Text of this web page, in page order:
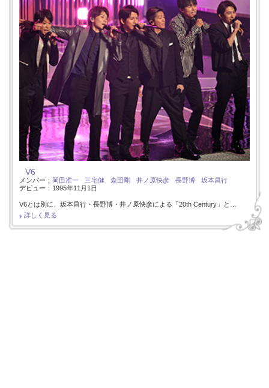
V6
メンバー： 岡田准一 三宅健 森田剛 井ノ原快彦 長野博
坂本昌行
デビュー：1995年11月1日
V6とは別に、坂本昌行・長野博・井ノ原快彦による「20th Century」と…
詳しく見る